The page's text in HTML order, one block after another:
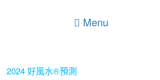
Menu
2024 好風水®預測